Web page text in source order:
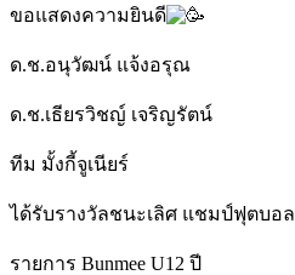
ขอแสดงความยินดี
ด.ช.อนุวัฒน์ แจ้งอรุณ
ด.ช.เธียรวิชญ์ เจริญรัตน์
ทีม มั้งกี้จูเนียร์
ได้รับรางวัลชนะเลิศ แชมป์ฟุตบอล
รายการ Bunmee U12 ปี